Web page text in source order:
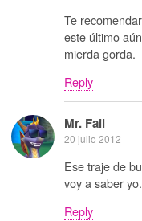
Te
este último
mierda gorda.
Reply
Mr. Fail
20 julio 2012
Ese traje de
voy a saber yo.
Reply